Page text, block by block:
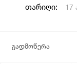
თარიღი: 17
გადმოწერა